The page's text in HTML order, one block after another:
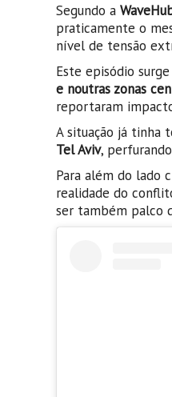
Segundo a
praticamente o
nível de tensão
Este episódio
e noutras zonas
reportaram
A situação já tinha
Tel Aviv,
Para além do lado
realidade do
ser também palco